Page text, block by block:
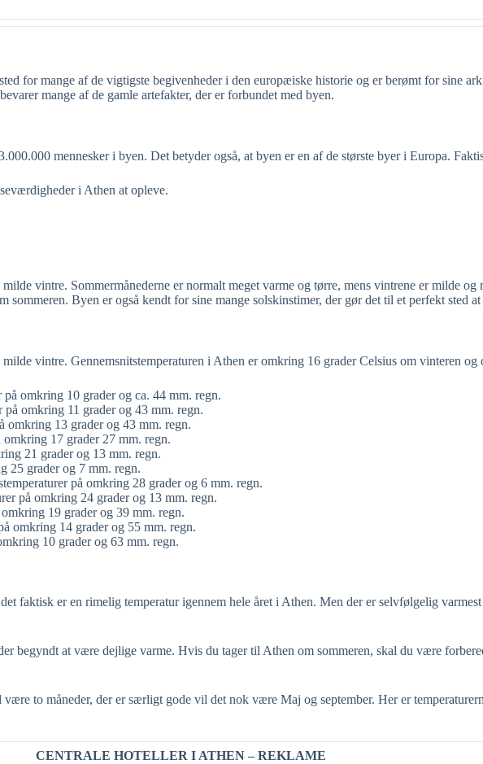
for mange af de vigtigste begivenheder i den europæiske historie og er berømt for sine
mange af de gamle artefakter, der er forbundet med byen.
mennesker i byen. Det betyder også, at byen er en af de største byer i Europa.
i Athen at opleve.
vintre. Sommermånederne er normalt meget varme og tørre, mens vintrene er milde
Byen er også kendt for sine mange solskinstimer, der gør det til et perfekt sted at
vintre. Gennemsnitstemperaturen i Athen er omkring 16 grader Celsius om vinteren
omkring 10 grader og ca. 44 mm. regn.
på omkring 11 grader og 43 mm. regn.
omkring 13 grader og 43 mm. regn.
omkring 17 grader 27 mm. regn.
21 grader og 13 mm. regn.
25 grader og 7 mm. regn.
på omkring 28 grader og 6 mm. regn.
på omkring 24 grader og 13 mm. regn.
19 grader og 39 mm. regn.
omkring 14 grader og 55 mm. regn.
10 grader og 63 mm. regn.
faktisk er en rimelig temperatur igennem hele året i Athen. Men der er selvfølgelig
begyndt at være dejlige varme. Hvis du tager til Athen om sommeren, skal du være
to måneder, der er særligt gode vil det nok være Maj og september. Her er
CENTRALE HOTELLER I ATHEN – REKLAME